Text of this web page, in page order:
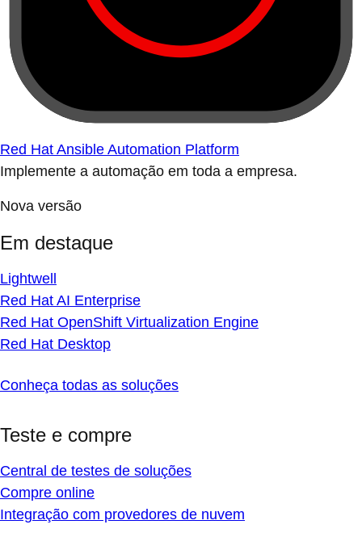
Red Hat Ansible Automation Platform
Implemente a automação em toda a empresa.
Nova versão
Em destaque
Lightwell
Red Hat AI Enterprise
Red Hat OpenShift Virtualization Engine
Red Hat Desktop
Conheça todas as soluções
Teste e compre
Central de testes de soluções
Compre online
Integração com provedores de nuvem